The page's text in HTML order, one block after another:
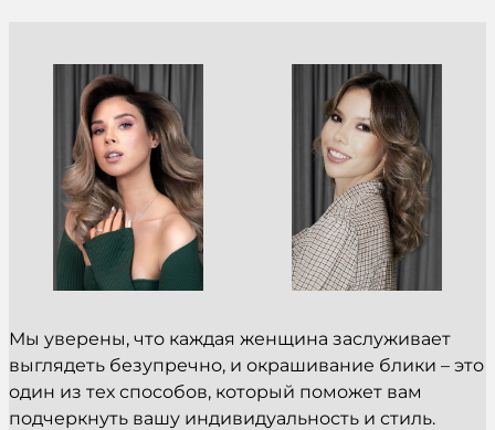
Мы уверены, что каждая женщина заслуживает
выглядеть безупречно, и окрашивание блики – это
один из тех способов, который поможет вам
подчеркнуть вашу индивидуальность и стиль.